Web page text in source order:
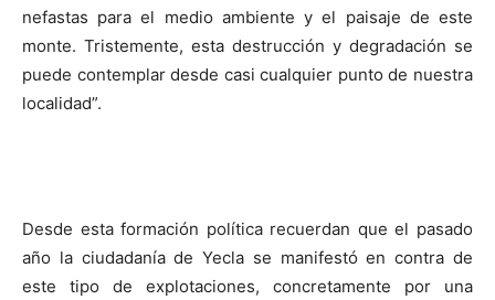
nefastas para el medio ambiente y el paisaje de este
monte. Tristemente, esta destrucción y degradación se
puede contemplar desde casi cualquier punto de nuestra
localidad”.
Desde esta formación política recuerdan que el pasado
año la ciudadanía de Yecla se manifestó en contra de
este tipo de explotaciones, concretamente por una